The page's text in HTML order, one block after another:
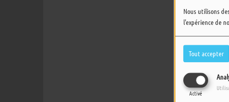
Nous utilisons
l'expérience de
Tout accepter
Activé